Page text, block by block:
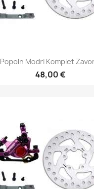
Popoln Modri Komplet
48,00 €